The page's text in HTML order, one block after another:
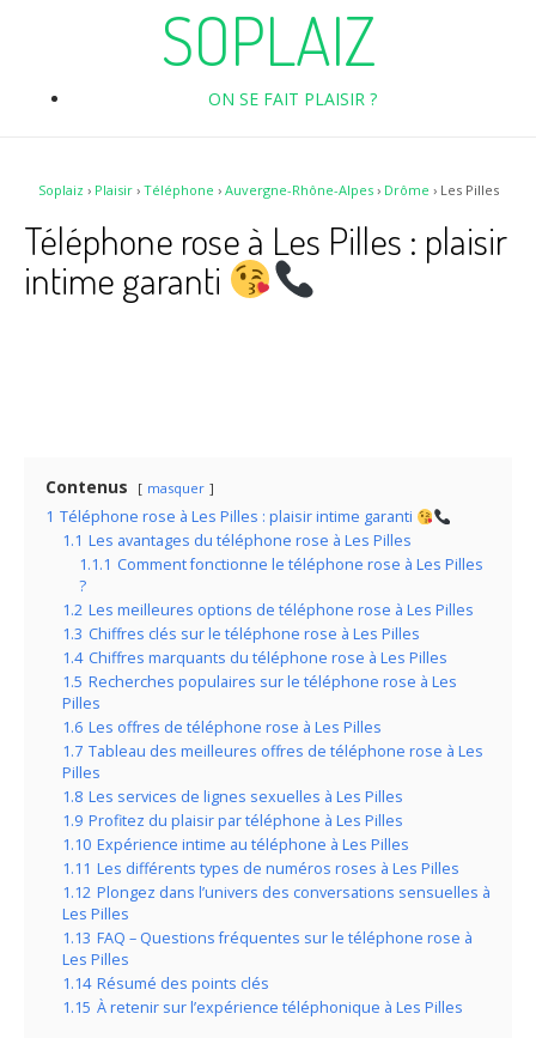
SOPLAIZ
ON SE FAIT PLAISIR ?
Soplaiz › Plaisir› Téléphone › Auvergne-Rhône-Alpes› Drôme › Les Pilles
Téléphone rose à Les Pilles : plaisir
intime garanti
Contenus masquer
1 Téléphone rose à Les Pilles : plaisir intime garanti
1.1 Les avantages du téléphone rose à Les Pilles
1.1.1 Comment fonctionne le téléphone rose à Les Pilles
?
1.2 Les meilleures options de téléphone rose à Les Pilles
1.3 Chiffres clés sur le téléphone rose à Les Pilles
1.4 Chiffres marquants du téléphone rose à Les Pilles
1.5 Recherches populaires sur le téléphone rose à Les
Pilles
1.6 Les offres de téléphone rose à Les Pilles
1.7 Tableau des meilleures offres de téléphone rose à Les
Pilles
1.8 Les services de lignes sexuelles à Les Pilles
1.9 Profitez du plaisir par téléphone à Les Pilles
1.10 Expérience intime au téléphone à Les Pilles
1.11 Les différents types de numéros roses à Les Pilles
1.12 Plongez dans l’univers des conversations sensuelles à
Les Pilles
1.13 FAQ – Questions fréquentes sur le téléphone rose à
Les Pilles
1.14 Résumé des points clés
1.15 À retenir sur l’expérience téléphonique à Les Pilles